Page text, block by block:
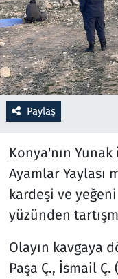
Paylaş
Konya'nın
Ayamlar Yaylası
kardeşi ve yeğeni
yüzünden
Olayın kavgaya
Paşa Ç., İsmail
Ramazan
Resmi İlanlar
Rüya Tabirleri
Sağlık
Savunma
Seçim 2023
Teknoloji ve